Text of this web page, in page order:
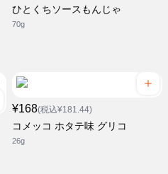
ひとくちソースもんじゃ
70g
¥168(税込¥181.44)
コメッコ ホタテ味 グリコ
26g